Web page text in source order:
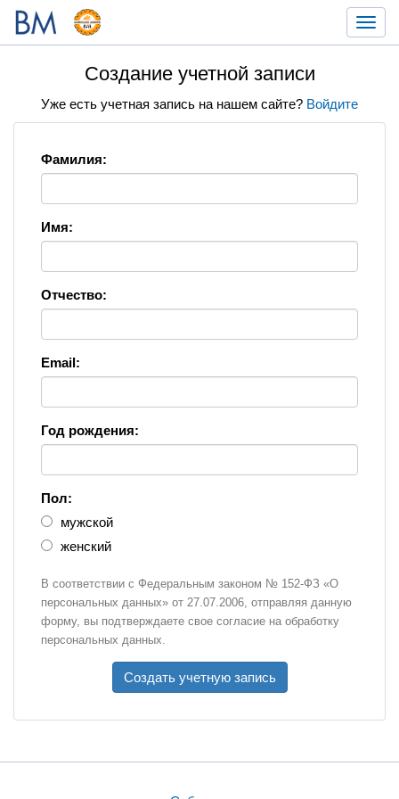
Создание учетной записи
Уже есть учетная запись на нашем сайте? Войдите
Фамилия:
Имя:
Отчество:
Email:
Год рождения:
Пол:
мужской
женский
В соответствии с Федеральным законом № 152-ФЗ «О
персональных данных» от 27.07.2006, отправляя данную
форму, вы подтверждаете свое согласие на обработку
персональных данных.
Создать учетную запись